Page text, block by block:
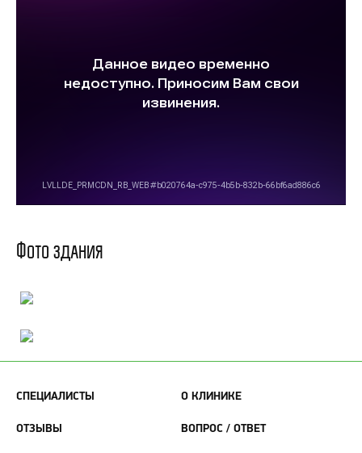
Фото здания
СПЕЦИАЛИСТЫ О КЛИНИКЕ
ОТЗЫВЫ ВОПРОС / ОТВЕТ